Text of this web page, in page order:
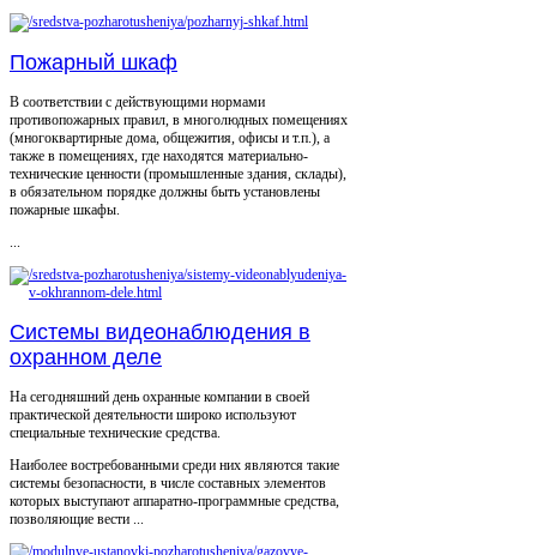
Пожарный шкаф
В соответствии с действующими нормами
противопожарных правил, в многолюдных помещениях
(многоквартирные дома, общежития, офисы и т.п.), а
также в помещениях, где находятся материально-
технические ценности (промышленные здания, склады),
в обязательном порядке должны быть установлены
пожарные шкафы.
...
Системы видеонаблюдения в
охранном деле
На сегодняшний день охранные компании в своей
практической деятельности широко используют
специальные технические средства.
Наиболее востребованными среди них являются такие
системы безопасности, в числе составных элементов
которых выступают аппаратно-программные средства,
позволяющие вести ...